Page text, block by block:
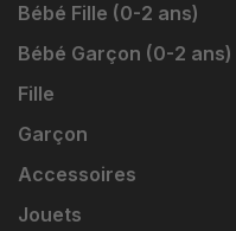
Bébé Fille (0-2 ans)
Bébé Garçon (0-2 ans)
Fille
Garçon
Accessoires
Jouets